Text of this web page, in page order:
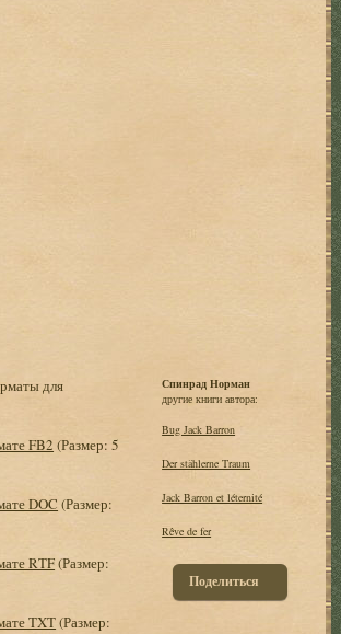
для
FB2 (Размер: 5
DOC (Размер:
RTF(Размер:
TXT(Размер:
Спинрад Норман
другие книги автора:
Bug Jack Barron
Der stählerne Traum
Jack Barron et léternité
Rêve de fer
Поделиться